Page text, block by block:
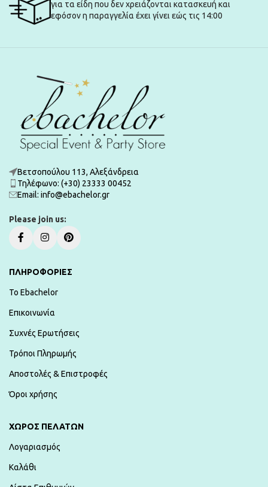
για τα είδη που δεν χρειάζονται κατασκευή και
εφόσον η παραγγελία έχει γίνει εώς τις 14:00
Βετσοπούλου 113, Αλεξάνδρεια
Τηλέφωνο: (+30) 23333 00452
Εmail: info@ebachelor.gr
Please join us:
ΠΛΗΡΟΦΟΡΙΕΣ
To Ebachelor
Επικοινωνία
Συχνές Ερωτήσεις
Τρόποι Πληρωμής
Αποστολές & Επιστροφές
Όροι χρήσης
ΧΏΡΟΣ ΠΕΛΑΤΏΝ
Λογαριασμός
Καλάθι